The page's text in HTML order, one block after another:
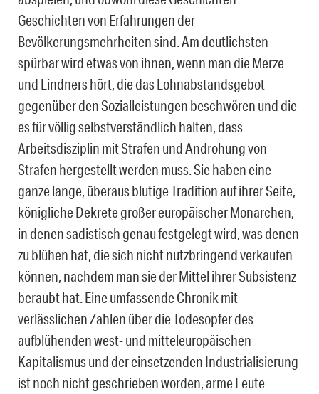
Geschichten von Erfahrungen der
Bevölkerungsmehrheiten sind. Am deutlichsten
spürbar wird etwas von ihnen, wenn man die Merze
und Lindners hört, die das Lohnabstandsgebot
gegenüber den Sozialleistungen beschwören und die
es für völlig selbstverständlich halten, dass
Arbeitsdisziplin mit Strafen und Androhung von
Strafen hergestellt werden muss. Sie haben eine
ganze lange, überaus blutige Tradition auf ihrer Seite,
königliche Dekrete großer europäischer Monarchen,
in denen sadistisch genau festgelegt wird, was denen
zu blühen hat, die sich nicht nutzbringend verkaufen
können, nachdem man sie der Mittel ihrer Subsistenz
beraubt hat. Eine umfassende Chronik mit
verlässlichen Zahlen über die Todesopfer des
aufblühenden west- und mitteleuropäischen
Kapitalismus und der einsetzenden Industrialisierung
ist noch nicht geschrieben worden, arme Leute